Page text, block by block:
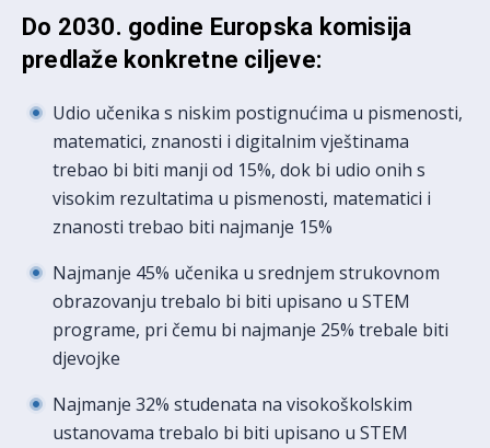
Do 2030. godine Europska komisija
predlaže konkretne ciljeve:
Udio učenika s niskim postignućima u pismenosti,
matematici, znanosti i digitalnim vještinama
trebao bi biti manji od 15%, dok bi udio onih s
visokim rezultatima u pismenosti, matematici i
znanosti trebao biti najmanje 15%
Najmanje 45% učenika u srednjem strukovnom
obrazovanju trebalo bi biti upisano u STEM
programe, pri čemu bi najmanje 25% trebale biti
djevojke
Najmanje 32% studenata na visokoškolskim
ustanovama trebalo bi biti upisano u STEM